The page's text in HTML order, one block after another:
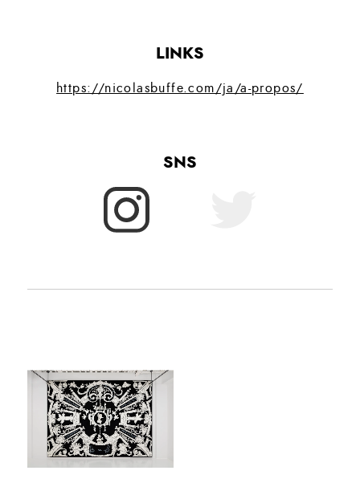
LINKS
https://nicolasbuffe.com/ja/a-propos/
SNS